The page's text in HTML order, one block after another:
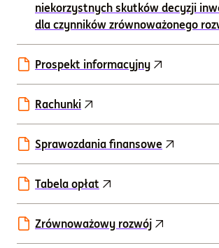
niekorzystnych skutków decyzji
dla czynników zrównoważonego
Prospekt informacyjny
Rachunki
Sprawozdania finansowe
Tabela opłat
Zrównoważowy rozwój